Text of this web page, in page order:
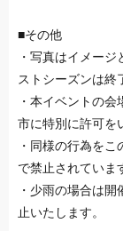
■その他
・写真はイメー
ストシーズンは終
・本イベントの
市に特別に許可を
・同様の行為を
で禁止されていま
・少雨の場合は
止いたします。